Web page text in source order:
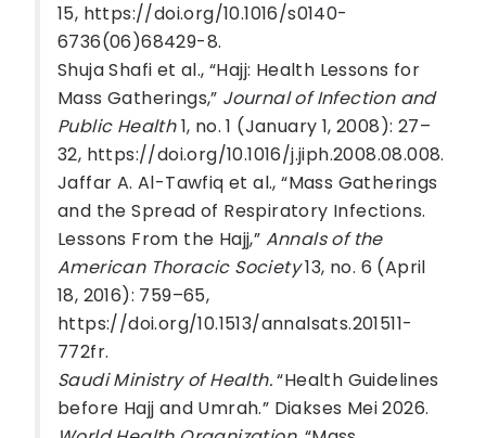
15, https://doi.org/10.1016/s0140-
6736(06)68429-8.
Shuja Shafi et al., “Hajj: Health Lessons for
Mass Gatherings,” Journal of Infection and
Public Health1, no. 1 (January 1, 2008): 27–
32, https://doi.org/10.1016/j.jiph.2008.08.008.
Jaffar A. Al-Tawfiq et al., “Mass Gatherings
and the Spread of Respiratory Infections.
Lessons From the Hajj,” Annals of the
American Thoracic Society13, no. 6 (April
18, 2016): 759–65,
https://doi.org/10.1513/annalsats.201511-
772fr.
Saudi Ministry of Health.“Health Guidelines
before Hajj and Umrah.” Diakses Mei 2026.